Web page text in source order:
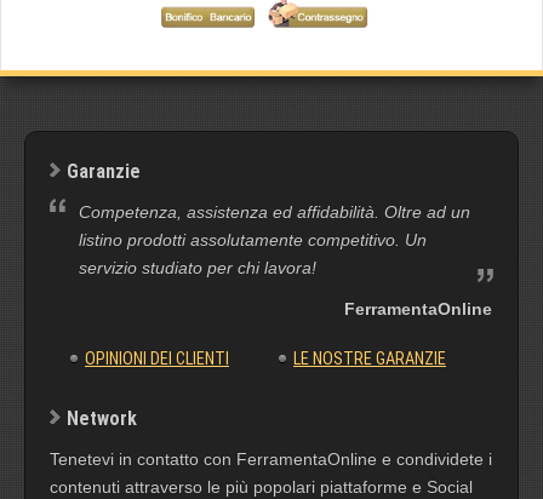
Garanzie
Competenza, assistenza ed affidabilità. Oltre ad un
listino prodotti assolutamente competitivo. Un
servizio studiato per chi lavora!
FerramentaOnline
OPINIONI DEI CLIENTI LE NOSTRE GARANZIE
Network
Tenetevi in contatto con FerramentaOnline e condividete i
contenuti attraverso le più popolari piattaforme e Social